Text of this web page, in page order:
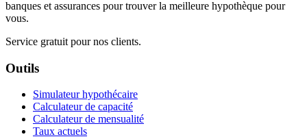
banques et assurances pour trouver la meilleure hypothèque pour
vous.
Service gratuit pour nos clients.
Outils
Simulateur hypothécaire
Calculateur de capacité
Calculateur de mensualité
Taux actuels